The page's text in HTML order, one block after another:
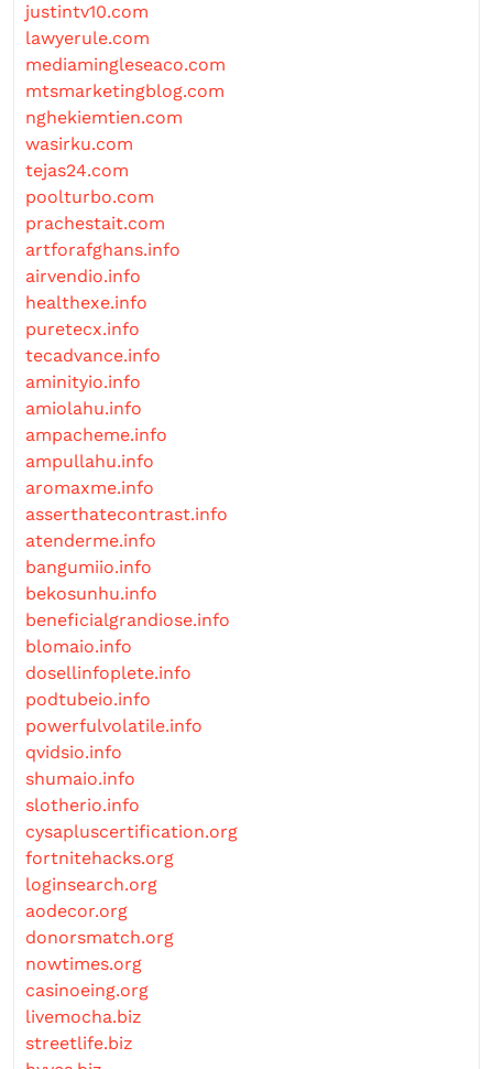
justintv10.com
lawyerule.com
mediamingleseaco.com
mtsmarketingblog.com
nghekiemtien.com
wasirku.com
tejas24.com
poolturbo.com
prachestait.com
artforafghans.info
airvendio.info
healthexe.info
puretecx.info
tecadvance.info
aminityio.info
amiolahu.info
ampacheme.info
ampullahu.info
aromaxme.info
asserthatecontrast.info
atenderme.info
bangumiio.info
bekosunhu.info
beneficialgrandiose.info
blomaio.info
dosellinfoplete.info
podtubeio.info
powerfulvolatile.info
qvidsio.info
shumaio.info
slotherio.info
cysapluscertification.org
fortnitehacks.org
loginsearch.org
aodecor.org
donorsmatch.org
nowtimes.org
casinoeing.org
livemocha.biz
streetlife.biz